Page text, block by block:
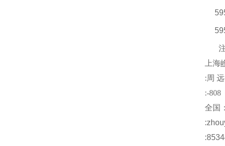
上海
:周 远
:-808
全国：
: